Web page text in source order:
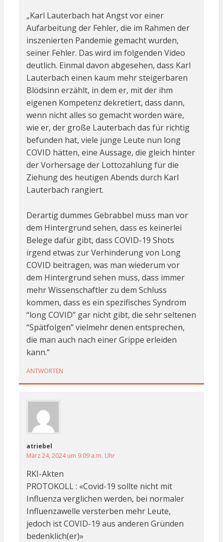
„Karl Lauterbach hat Angst vor einer
Aufarbeitung der Fehler, die im Rahmen der
inszenierten Pandemie gemacht wurden,
seiner Fehler. Das wird im folgenden Video
deutlich. Einmal davon abgesehen, dass Karl
Lauterbach einen kaum mehr steigerbaren
Blödsinn erzählt, in dem er, mit der ihm
eigenen Kompetenz dekretiert, dass dann,
wenn nicht alles so gemacht worden wäre,
wie er, der große Lauterbach das für richtig
befunden hat, viele junge Leute nun long
COVID hätten, eine Aussage, die gleich hinter
der Vorhersage der Lottozahlung für die
Ziehung des heutigen Abends durch Karl
Lauterbach rangiert.
Derartig dummes Gebrabbel muss man vor
dem Hintergrund sehen, dass es keinerlei
Belege dafür gibt, dass COVID-19 Shots
irgend etwas zur Verhinderung von Long
COVID beitragen, was man wiederum vor
dem Hintergrund sehen muss, dass immer
mehr Wissenschaftler zu dem Schluss
kommen, dass es ein spezifisches Syndrom
“long COVID” gar nicht gibt, die sehr seltenen
“Spätfolgen” vielmehr denen entsprechen,
die man auch nach einer Grippe erleiden
kann.“
ANTWORTEN
atriebel
März 24, 2024 um 9:09 a.m. Uhr
RKI-Akten
PROTOKOLL : «Covid-19 sollte nicht mit
Influenza verglichen werden, bei normaler
Influenzawelle versterben mehr Leute,
jedoch ist COVID-19 aus anderen Gründen
bedenklich(er)»